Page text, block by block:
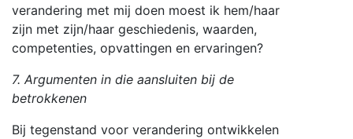
verandering met mij doen moest ik hem/haar
zijn met zijn/haar geschiedenis, waarden,
competenties, opvattingen en ervaringen?
7. Argumenten in die aansluiten bij de
betrokkenen
Bij tegenstand voor verandering ontwikkelen